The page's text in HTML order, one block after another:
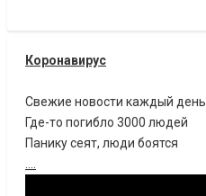
Коронавирус
Свежие новости каждый день
Где-то погибло 3000 людей
Панику сеят, люди боятся